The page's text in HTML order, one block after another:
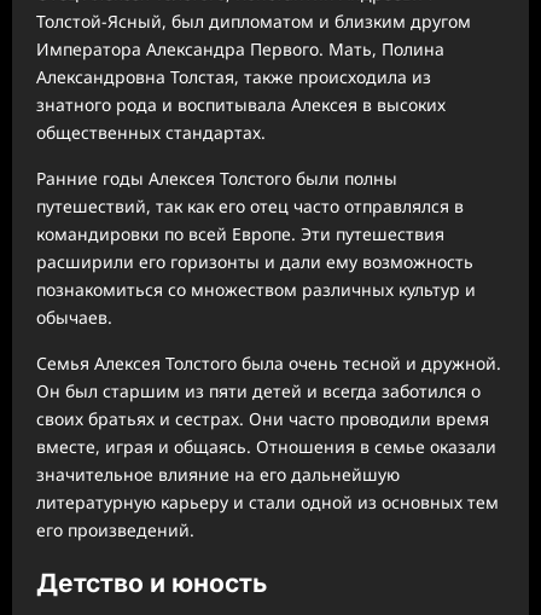
Толстой-Ясный, был дипломатом и близким другом
Императора Александра Первого. Мать, Полина
Александровна Толстая, также происходила из
знатного рода и воспитывала Алексея в высоких
общественных стандартах.
Ранние годы Алексея Толстого были полны
путешествий, так как его отец часто отправлялся в
командировки по всей Европе. Эти путешествия
расширили его горизонты и дали ему возможность
познакомиться со множеством различных культур и
обычаев.
Семья Алексея Толстого была очень тесной и дружной.
Он был старшим из пяти детей и всегда заботился о
своих братьях и сестрах. Они часто проводили время
вместе, играя и общаясь. Отношения в семье оказали
значительное влияние на его дальнейшую
литературную карьеру и стали одной из основных тем
его произведений.
Детство и юность